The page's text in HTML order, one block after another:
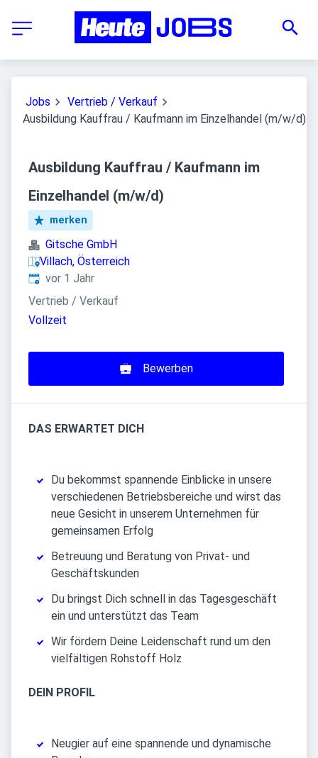
Jobs
Vertrieb / Verkauf
Ausbildung Kauffrau / Kaufmann im Einzelhandel (m/w/d)
Ausbildung Kauffrau / Kaufmann im
Einzelhandel (m/w/d)
merken
Gitsche GmbH
Villach, Österreich
Veröffentlicht
vor 1 Jahr
Vertrieb / Verkauf
Vollzeit
Bewerben
DAS ERWARTET DICH
Du bekommst spannende Einblicke in unsere
verschiedenen Betriebsbereiche und wirst das
neue Gesicht in unserem Unternehmen für
gemeinsamen Erfolg
Betreuung und Beratung von Privat- und
Geschäftskunden
Du bringst Dich schnell in das Tagesgeschäft
ein und unterstützt das Team
Wir fördern Deine Leidenschaft rund um den
vielfältigen Rohstoff Holz
DEIN PROFIL
Neugier auf eine spannende und dynamische